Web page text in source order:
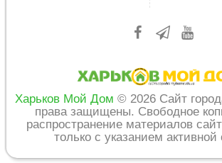
Харьков Мой Дом © 2026 Сайт
права защищены. Свободное
распространение материалов
только с указанием активной